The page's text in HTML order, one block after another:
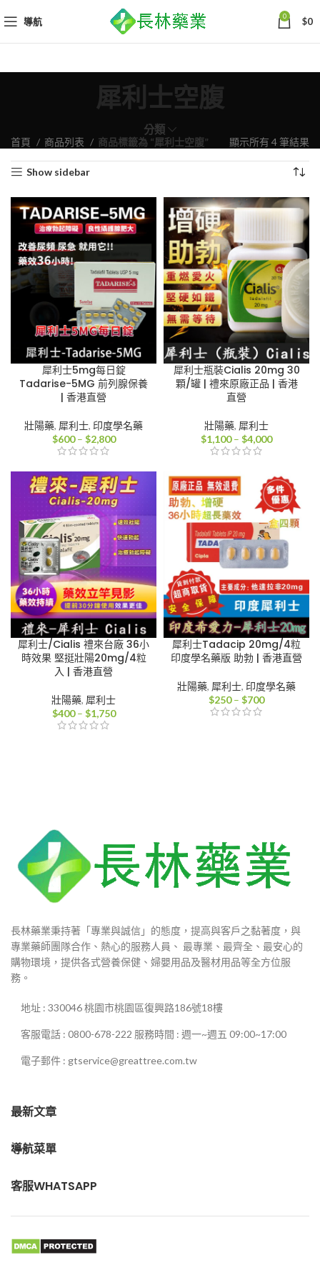
導航 0 $0
犀利士空腹
分類
首頁 商品列表 商品標籤為 “犀利士空腹” 顯示所有 4 筆結果
排
序
Show sidebar
犀利士5mg每日錠
Tadarise-5MG 前列腺保養
| 香港直營
壯陽藥, 犀利士, 印度學名藥
$600 – $2,800價
圍：
$600
到
$2,800
犀利士瓶裝Cialis 20mg 30
顆/罐 | 禮來原廠正品 | 香港
直營
壯陽藥, 犀利士
$1,100 – $4,000價
圍：
$1,100
到
$4,000
犀利士/Cialis 禮來台廠 36小
時效果 堅挺壯陽20mg/4粒
入 | 香港直營
壯陽藥, 犀利士
$400 – $1,750價
犀利士Tadacip 20mg/4粒
印度學名藥版 助勃 | 香港直營
壯陽藥, 犀利士, 印度學名藥
$250 – $700價
長林藥業秉持著「專業與誠信」的態度，提高與客戶之黏著度，與
專業藥師團隊合作、熱心的服務人員、 最專業、最齊全、最安心的
購物環境，提供各式營養保健、婦嬰用品及醫材用品等全方位服
務。
地址 : 330046 桃園市桃園區復興路186號18樓
客服電話 : 0800-678-222 服務時間 : 週一~週五 09:00~17:00
電子郵件 : gtservice@greattree.com.tw
最新文章
導航菜單
客服WHATSAPP